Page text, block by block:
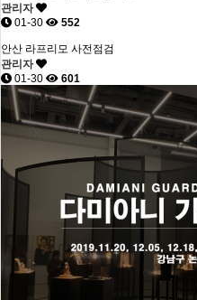
관리자
01-30
552
안산 라프리모 사전점검
관리자
01-30
601